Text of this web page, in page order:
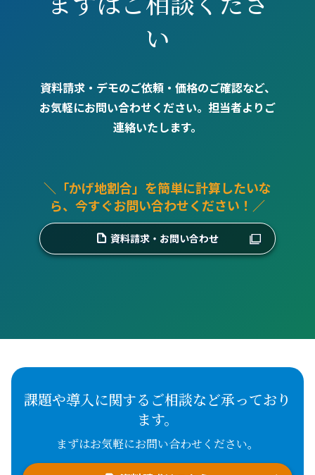
い
資料請求・デモのご依頼・価格のご確認など、
お気軽にお問い合わせください。担当者よりご
連絡いたします。
＼「かげ地割合」を簡単に計算したいな
ら、今すぐお問い合わせください！／
資料請求・お問い合わせ
課題や導入に関するご相談など承っており
ます。
まずはお気軽にお問い合わせください。